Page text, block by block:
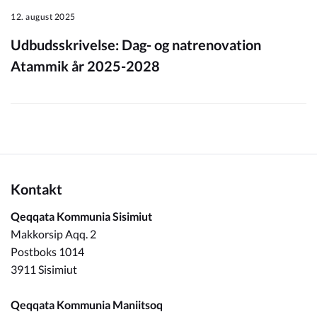
12. august 2025
Udbudsskrivelse: Dag- og natrenovation
Atammik år 2025-2028
Kontakt
Qeqqata Kommunia Sisimiut
Makkorsip Aqq. 2
Postboks 1014
3911 Sisimiut
Qeqqata Kommunia Maniitsoq